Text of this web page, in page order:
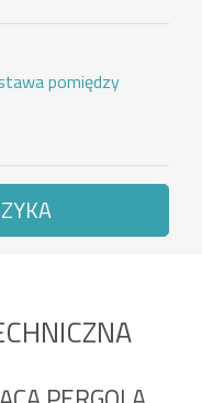
pomiędzy